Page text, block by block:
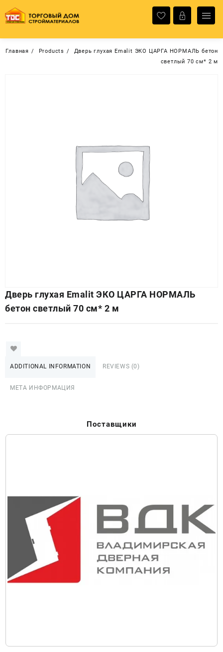
содержимому
Главная Products
Дверь глухая Emalit ЭКО ЦАРГА НОРМАЛЬ бетон
светлый 70 см* 2 м
Дверь глухая Emalit ЭКО ЦАРГА НОРМАЛЬ
бетон светлый 70 см* 2 м
ADDITIONAL INFORMATION REVIEWS (0)
МЕТА ИНФОРМАЦИЯ
Поставщики